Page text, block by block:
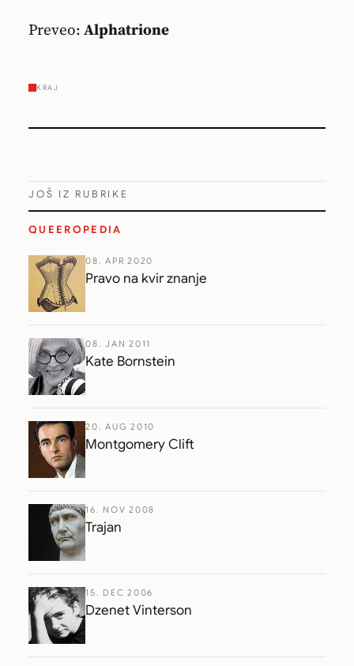
Preveo:Alphatrione
KRAJ
JOŠ IZ RUBRIKE
QUEEROPEDIA
08. APR 2020
Pravo na kvir znanje
08. JAN 2011
Kate Bornstein
20. AUG 2010
Montgomery Clift
16. NOV 2008
Trajan
15. DEC 2006
Dzenet Vinterson